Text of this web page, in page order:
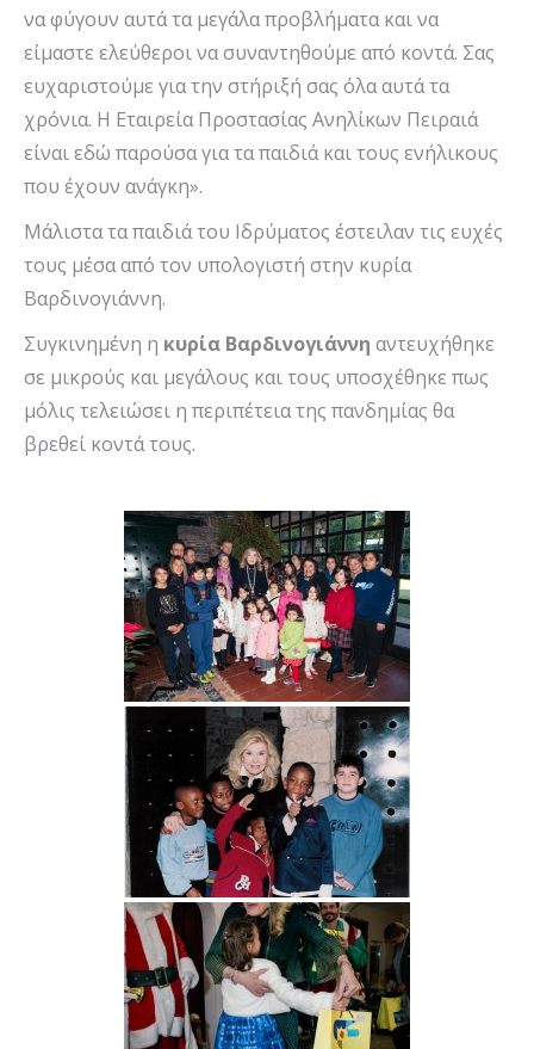
να φύγουν αυτά τα μεγάλα προβλήματα και να
είμαστε ελεύθεροι να συναντηθούμε από κοντά. Σας
ευχαριστούμε για την στήριξή σας όλα αυτά τα
χρόνια. Η Εταιρεία Προστασίας Ανηλίκων Πειραιά
είναι εδώ παρούσα για τα παιδιά και τους ενήλικους
που έχουν ανάγκη».
Μάλιστα τα παιδιά του Ιδρύματος έστειλαν τις ευχές
τους μέσα από τον υπολογιστή στην κυρία
Βαρδινογιάννη.
Συγκινημένη η κυρία Βαρδινογιάννη αντευχήθηκε
σε μικρούς και μεγάλους και τους υποσχέθηκε πως
μόλις τελειώσει η περιπέτεια της πανδημίας θα
βρεθεί κοντά τους.